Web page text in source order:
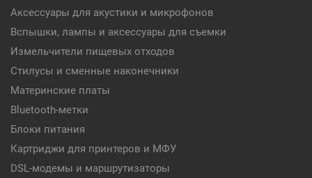
Аксессуары для акустики и микрофонов
Вспышки, лампы и аксессуары для съемки
Измельчители пищевых отходов
Стилусы и сменные наконечники
Материнские платы
Bluetooth-метки
Блоки питания
Картриджи для принтеров и МФУ
DSL-модемы и маршрутизаторы